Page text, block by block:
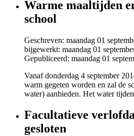
Warme maaltijden
school
Geschreven: maandag 01
bijgewerkt: maandag 01
Gepubliceerd: maandag 01
Vanaf donderdag 4 september
warm gegeten worden en zal de
water) aanbieden. Het water
Facultatieve
gesloten